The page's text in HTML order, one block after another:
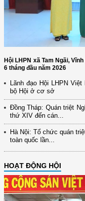
Hội LHPN xã Tam Ngãi,
6 tháng đầu năm 2026
Lãnh đạo Hội LHPN
bộ Hội ở cơ sở
Đồng Tháp: Quán triệt
thứ XIV đến cán...
Hà Nội: Tổ chức quán
toàn quốc lần...
HOẠT ĐỘNG HỘI